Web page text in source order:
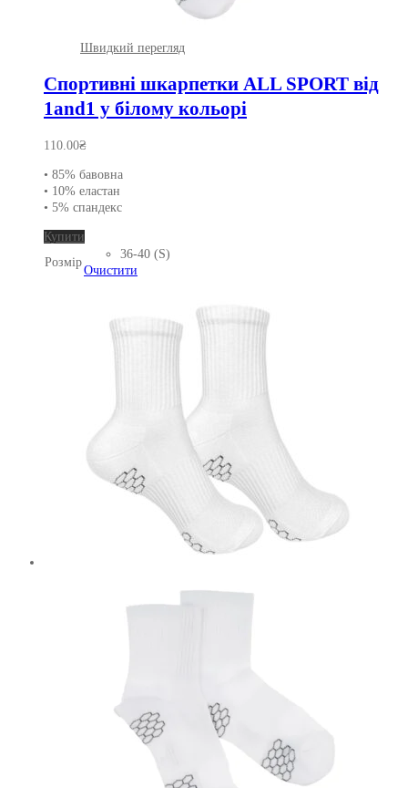
Швидкий перегляд
Спортивні шкарпетки ALL SPORT від
1and1 у білому кольорі
110.00₴
• 85% бавовна
• 10% еластан
• 5% спандекс
Купити
товар
має
Параметри
можна
Розмір
36-40 (S)
Очистити